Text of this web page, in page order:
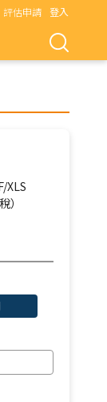
評估申請 登入
XLS
）